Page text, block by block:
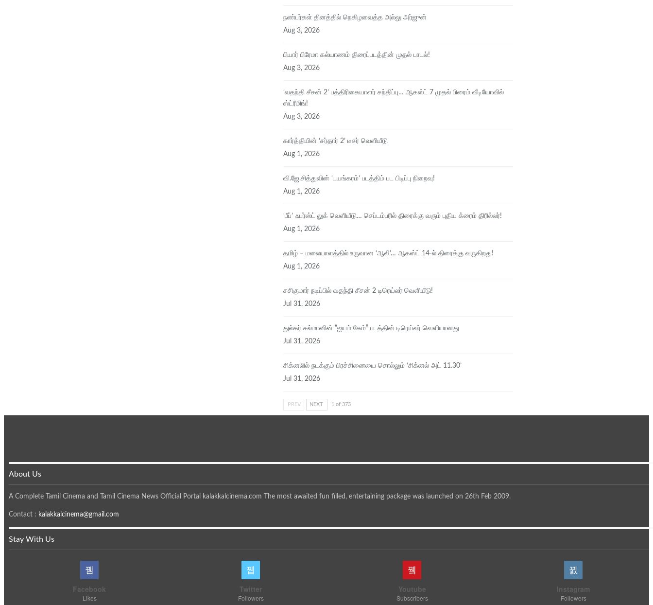
நண்பர்கள் தினத்தில் நெகிழவைத்த அல்லு அர்ஜுன்
Aug 3, 2026
பியார் பிரேமா கல்யாணம் திரைப்படத்தின் முதல் பாடல்!
Aug 3, 2026
‘வதந்தி சீசன் 2’ பத்திரிகையாளர் சந்திப்பு… ஆகஸ்ட் 7 முதல் பிரைம் வீடியோவில்
ஸ்ட்ரீமிங்!
Aug 3, 2026
கார்த்தியின் ‘சர்தார் 2’ டீசர் வெளியீடு
Aug 1, 2026
வி.ஜே.சித்துவின் ‘டயங்கரம்’ படத்திம் பட பிடிப்பு நிறைவு!
Aug 1, 2026
‘பீப்’ ஃபர்ஸ்ட் லுக் வெளியீடு… செப்டம்பரில் திரைக்கு வரும் புதிய க்ரைம் திரில்லர்!
Aug 1, 2026
தமிழ் – மலையாளத்தில் உருவான ‘ஆலி’… ஆகஸ்ட் 14-ல் திரைக்கு வருகிறது!
Aug 1, 2026
சசிகுமார் நடிப்பில் வதந்தி சீசன் 2 டிரெய்லர் வெளியீடு!
Jul 31, 2026
துல்கர் சல்மானின் “ஐயம் கேம்” படத்தின் டிரெய்லர் வெளியானது
Jul 31, 2026
சிக்​னலில் நடக்​கும் பிரச்சினையை சொல்​லும் ‘சிக்னல் அட் 11.30’
Jul 31, 2026
PREV NEXT 1 of 373
About Us
A Complete Tamil Cinema and Tamil Cinema News Official Portal kalakkalcinema.com The most awaited fun filled, entertaining package was launched on 26th Feb 2009.
Contact : kalakkalcinema@gmail.com
Stay With Us
Facebook
Likes
Twitter
Followers
Youtube
Subscribers
Instagram
Followers